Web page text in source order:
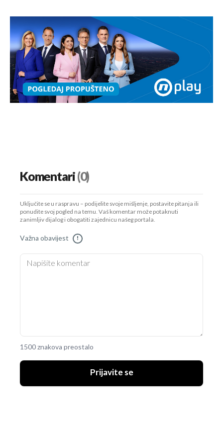
Komentari(0)
Uključite se u raspravu – podijelite svoje mišljenje, postavite pitanja ili
ponudite svoj pogled na temu. Vaš komentar može potaknuti
zanimljiv dijalog i obogatiti zajednicu našeg portala.
Važna obavijest !
1500 znakova preostalo
Prijavite se